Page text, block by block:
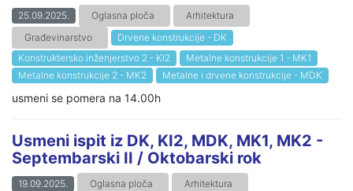
25.09.2025. Oglasna ploča
Arhitektura
Građevinarstvo
Drvene konstrukcije - DK
Konstruktersko inženjerstvo 2 - KI2
Metalne konstrukcije 1 - MK1
Metalne konstrukcije 2 - MK2
Metalne i drvene konstrukcije - MDK
usmeni se pomera na 14.00h
Usmeni ispit iz DK, KI2, MDK, MK1, MK2 -
Septembarski II / Oktobarski rok
19.09.2025. Oglasna ploča
Arhitektura